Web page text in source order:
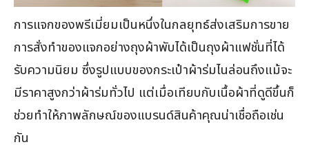
การแจกของพรีเมี่ยมเป็นหนึ่งในกลยุทธ์ส่งเสริมการขาย
การสั่งทำของแจกอย่างถุงผ้าพับได้เป็นถุงผ้าแฟชั่นที่ได้
รับความนิยม ซึ่งรูปแบบของกระเป๋าผ้าร่มไนล่อนถึงแม้จะ
มีราคาสูงกว่าผ้าร่มทั่วไป แต่เมื่อเทียบกับเนื้อผ้าที่ดูดีขึ้นก็
ช่วยทำให้ภาพลักษณ์ของแบรนด์สินค้าคุณน่าเชื่อถือเช่น
กัน